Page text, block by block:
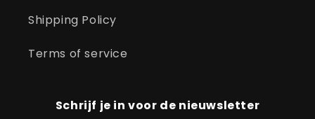
Shipping Policy
Terms of service
Schrijf je in voor de nieuwsletter